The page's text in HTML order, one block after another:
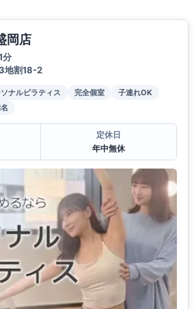
岡店
分
地割18-2
ナルピラティス 完全個室
子連れOK
定休日
年中無休